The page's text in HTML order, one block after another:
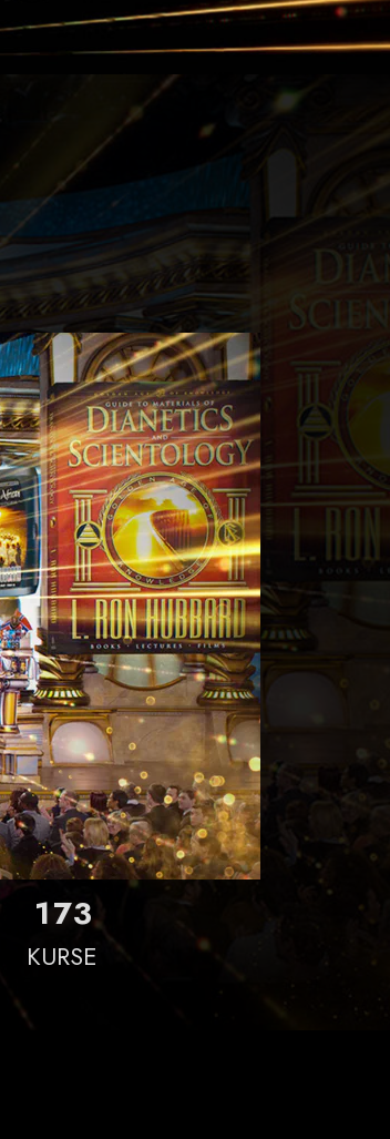
Werkzeuge für den Arbeitsplatz
Ethik und die Zustände
Die Ursache von Unterdrückung
Ermittlungen
Grundlagen des Organisierens
Die Grundlagen von Public Relations
Planziele und Ziele
Die Technologie des Studierens
Kommunikation
173
KURSE